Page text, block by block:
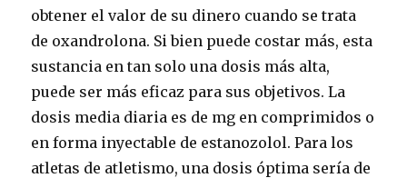
obtener el valor de su dinero cuando se trata
de oxandrolona. Si bien puede costar más, esta
sustancia en tan solo una dosis más alta,
puede ser más eficaz para sus objetivos. La
dosis media diaria es de mg en comprimidos o
en forma inyectable de estanozolol. Para los
atletas de atletismo, una dosis óptima sería de